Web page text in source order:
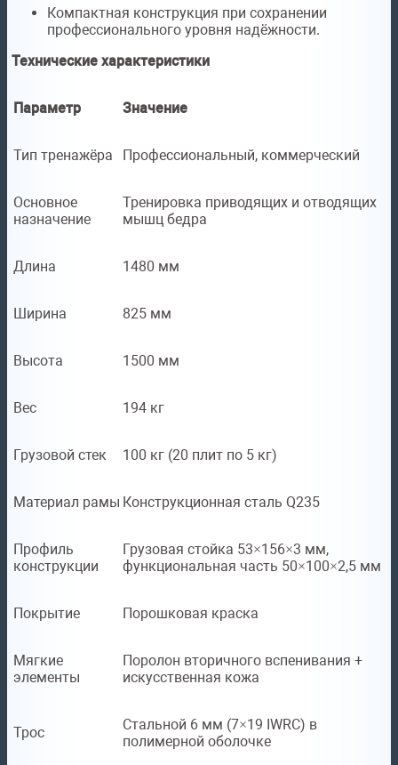
Компактная конструкция при сохранении
профессионального уровня надёжности.
Технические характеристики
Параметр Значение
Тип тренажёра Профессиональный, коммерческий
Основное
назначение
Тренировка приводящих и отводящих
мышц бедра
Длина 1480 мм
Ширина 825 мм
Высота 1500 мм
Вес 194 кг
Грузовой стек 100 кг (20 плит по 5 кг)
Материал рамы Конструкционная сталь Q235
Профиль
конструкции
Грузовая стойка 53×156×3 мм,
функциональная часть 50×100×2,5 мм
Покрытие Порошковая краска
Мягкие
элементы
Поролон вторичного вспенивания +
искусственная кожа
Трос
Стальной 6 мм (7×19 IWRC) в
полимерной оболочке